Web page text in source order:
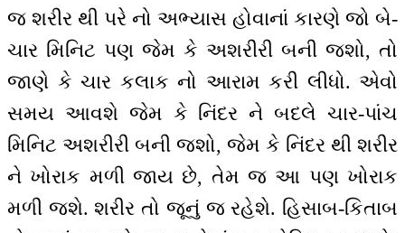
જ શરીર થી પરે નો અભ્યાસ હોવાનાં કારણે જો બે-
ચાર મિનિટ પણ જેમ કે અશરીરી બની જશો, તો
જાણે કે ચાર કલાક નો આરામ કરી લીધો. એવો
સમય આવશે જેમ કે નિંદર ને બદલે ચાર-પાંચ
મિનિટ અશરીરી બની જશો, જેમ કે નિંદર થી શરીર
ને ખોરાક મળી જાય છે, તેમ જ આ પણ ખોરાક
મળી જશે. શરીર તો જૂનું જ રહેશે. હિસાબ-કિતાબ